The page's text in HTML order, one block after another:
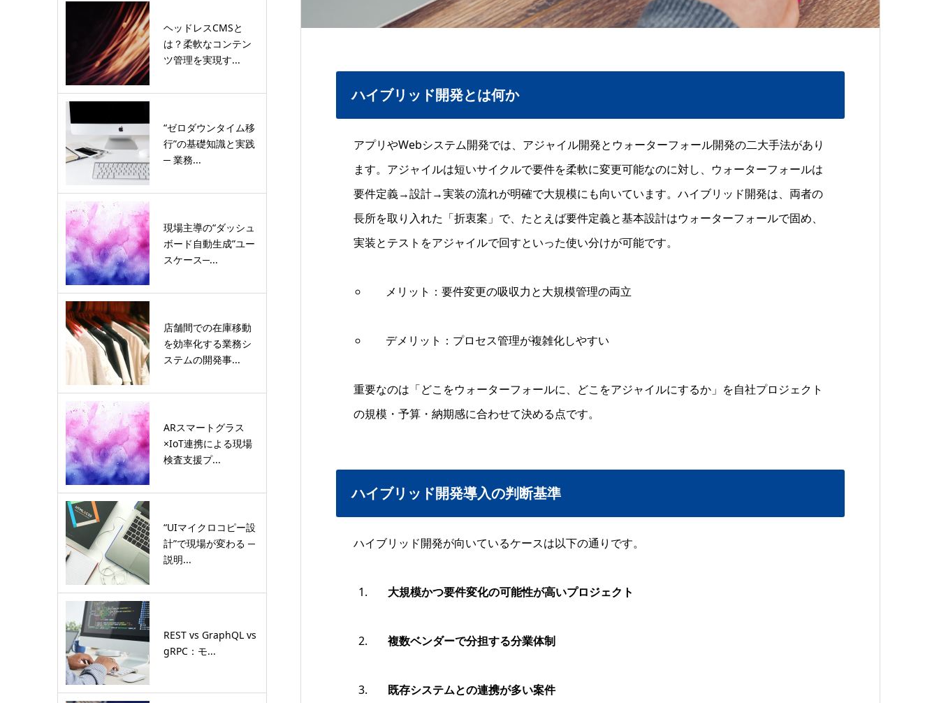
ハイブリッド開発とは何か
アプリやWebシステム開発では、アジャイル開発とウォーターフォール開発の二大手法があり
ます。アジャイルは短いサイクルで要件を柔軟に変更可能なのに対し、ウォーターフォールは
要件定義→設計→実装の流れが明確で大規模にも向いています。ハイブリッド開発は、両者の
長所を取り入れた「折衷案」で、たとえば要件定義と基本設計はウォーターフォールで固め、
実装とテストをアジャイルで回すといった使い分けが可能です。
メリット：要件変更の吸収力と大規模管理の両立
デメリット：プロセス管理が複雑化しやすい
重要なのは「どこをウォーターフォールに、どこをアジャイルにするか」を自社プロジェクト
の規模・予算・納期感に合わせて決める点です。
ハイブリッド開発導入の判断基準
ハイブリッド開発が向いているケースは以下の通りです。
大規模かつ要件変化の可能性が高いプロジェクト
複数ベンダーで分担する分業体制
既存システムとの連携が多い案件
ヘッドレスCMSと
は？柔軟なコンテン
ツ管理を実現す...
“ゼロダウンタイム移
行”の基礎知識と実践
─ 業務...
現場主導の“ダッシュ
ボード自動生成”ユー
スケース─...
店舗間での在庫移動
を効率化する業務シ
ステムの開発事...
ARスマートグラス
×IoT連携による現場
検査支援プ...
“UIマイクロコピー設
計”で現場が変わる ─
説明...
REST vs GraphQL vs
gRPC：モ...